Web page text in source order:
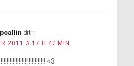
dit :
2011 À 17 H 47 MIN
<3